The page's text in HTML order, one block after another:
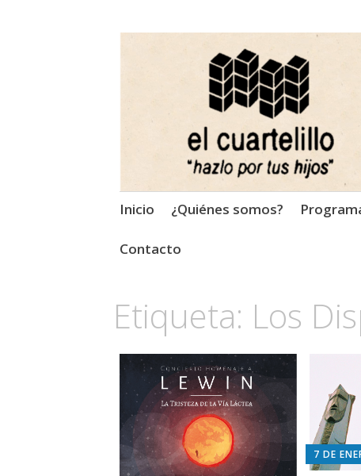
El Cuartelillo
Programa de radio de
Saltar
contenido
Inicio ¿Quiénes somos?
Contacto
Etiqueta: Los
7 DE